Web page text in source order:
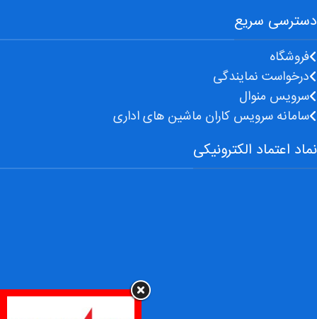
نماد اعتماد الکترونیکی
دسترسی سریع
فروشگاه
درخواست نمایندگی
سرویس منوال
سامانه سرویس کاران ماشین های اداری